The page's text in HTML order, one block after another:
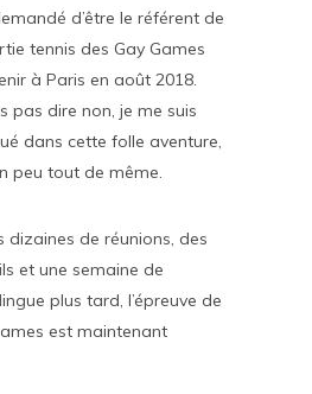
d’être le référent de
tennis des Gay Games
à Paris en août 2018.
pas dire non, je me suis
dans cette folle aventure,
peu tout de même.
dizaines de réunions, des
et une semaine de
plus tard, l’épreuve de
est maintenant